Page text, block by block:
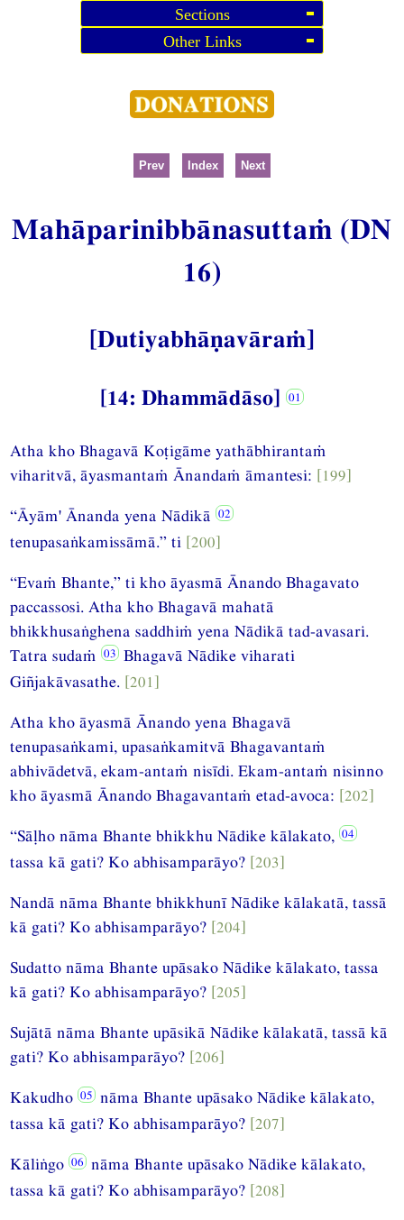
Sections
Other Links
Prev Index Next
Mahāparinibbānasuttaṁ (DN
16)
[Dutiyabhāṇavāraṁ]
[14: Dhammādāso]
Atha kho Bhagavā Koṭigāme yathābhirantaṁ
viharitvā, āyasmantaṁ Ānandaṁ āmantesi: [199]
“Āyām' Ānanda yena Nādikā
tenupasaṅkamissāmā.” ti [200]
“Evaṁ Bhante,” ti kho āyasmā Ānando Bhagavato
paccassosi. Atha kho Bhagavā mahatā
bhikkhusaṅghena saddhiṁ yena Nādikā tad-avasari.
Tatra sudaṁ
Bhagavā Nādike viharati
Giñjakāvasathe. [201]
Atha kho āyasmā Ānando yena Bhagavā
tenupasaṅkami, upasaṅkamitvā Bhagavantaṁ
abhivādetvā, ekam-antaṁ nisīdi. Ekam-antaṁ nisinno
kho āyasmā Ānando Bhagavantaṁ etad-avoca: [202]
“Sāḷho nāma Bhante bhikkhu Nādike kālakato,
tassa kā gati? Ko abhisamparāyo? [203]
Nandā nāma Bhante bhikkhunī Nādike kālakatā, tassā
kā gati? Ko abhisamparāyo? [204]
Sudatto nāma Bhante upāsako Nādike kālakato, tassa
kā gati? Ko abhisamparāyo? [205]
Sujātā nāma Bhante upāsikā Nādike kālakatā, tassā kā
gati? Ko abhisamparāyo? [206]
Kakudho
nāma Bhante upāsako Nādike kālakato,
tassa kā gati? Ko abhisamparāyo? [207]
Kāliṅgo
nāma Bhante upāsako Nādike kālakato,
tassa kā gati? Ko abhisamparāyo? [208]